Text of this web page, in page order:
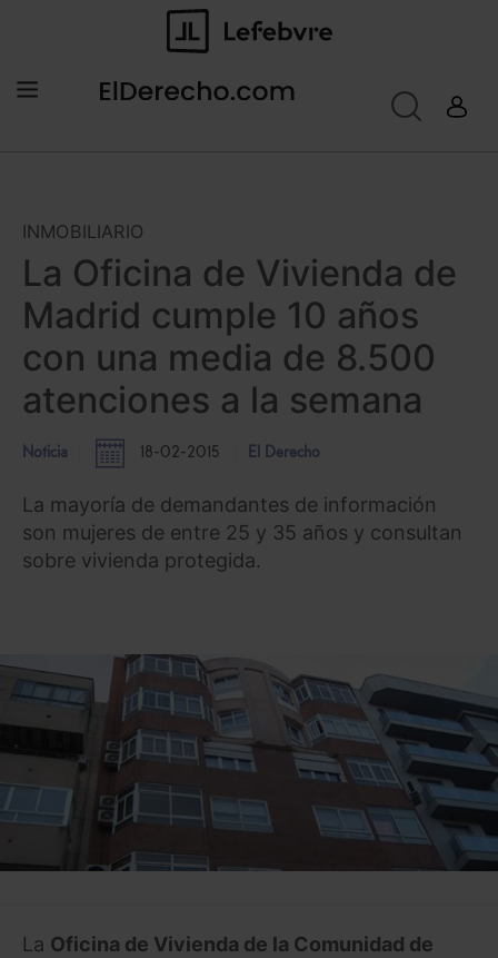
INMOBILIARIO
La Oficina de Vivienda de
Madrid cumple 10 años
con una media de 8.500
atenciones a la semana
Noticia 18-02-2015 El Derecho
La mayoría de demandantes de información
son mujeres de entre 25 y 35 años y consultan
sobre vivienda protegida.
La Oficina de Vivienda de la Comunidad de